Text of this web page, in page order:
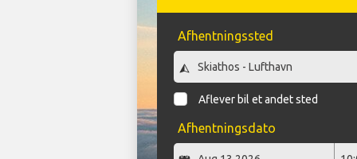
Afhentningssted
Aflever bil et andet sted
Afhentningsdato